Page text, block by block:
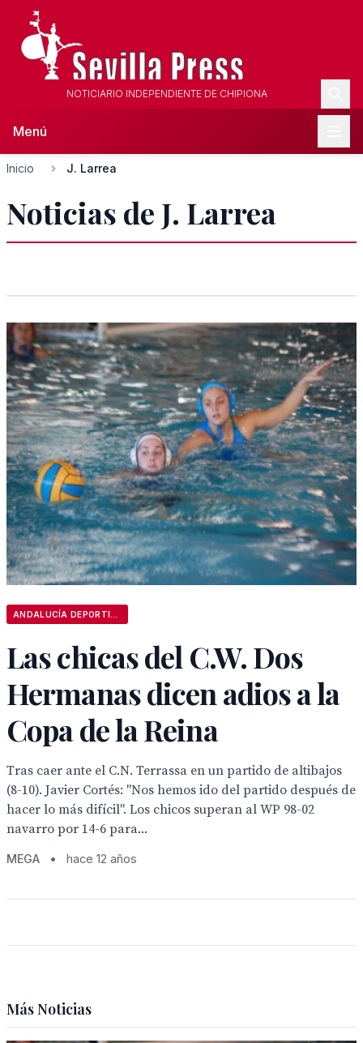
NOTICIARIO INDEPENDIENTE DE CHIPIONA
Menú
Inicio J. Larrea
Noticias de J. Larrea
Las chicas del C.W. Dos
Hermanas dicen adios a la
Copa de la Reina
Tras caer ante el C.N. Terrassa en un partido de altibajos
(8-10). Javier Cortés: "Nos hemos ido del partido después de
hacer lo más difícil". Los chicos superan al WP 98-02
navarro por 14-6 para...
MEGA • hace 12 años
Más Noticias